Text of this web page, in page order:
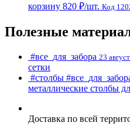
корзину 820 ₽/шт. Код
Полезные
#все_для_забора 23
сетки
#cтолбы
металлические столбы
Доставка по всей